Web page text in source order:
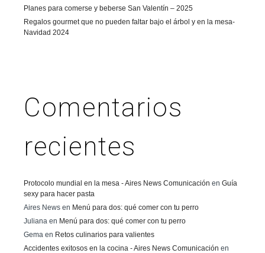
Planes para comerse y beberse San Valentín – 2025
Regalos gourmet que no pueden faltar bajo el árbol y en la mesa-
Navidad 2024
Comentarios
recientes
Protocolo mundial en la mesa - Aires News Comunicación en Guía
sexy para hacer pasta
Aires News en Menú para dos: qué comer con tu perro
Juliana en Menú para dos: qué comer con tu perro
Gema en Retos culinarios para valientes
Accidentes exitosos en la cocina - Aires News Comunicación en